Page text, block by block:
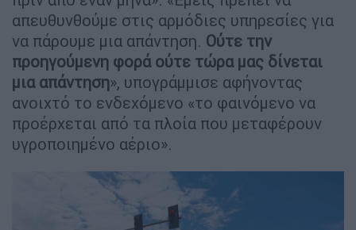
απευθυνθούμε στις αρμόδιες υπηρεσίες για
να πάρουμε μια απάντηση. Ούτε την
προηγούμενη φορά ούτε τώρα μας δίνεται
μια απάντηση», υπογράμμισε αφήνοντας
ανοιχτό το ενδεχόμενο «το φαινόμενο να
προέρχεται από τα πλοία που μεταφέρουν
υγροποιημένο αέριο».